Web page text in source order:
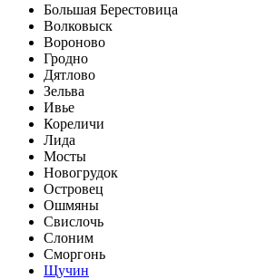
Большая Берестовица
Волковыск
Вороново
Гродно
Дятлово
Зельва
Ивье
Кореличи
Лида
Мосты
Новогрудок
Островец
Ошмяны
Свислочь
Слоним
Сморгонь
Щучин